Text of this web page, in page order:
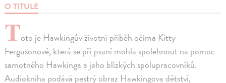
O TITULE
Toto je Hawkingův životní příběh očima Kitty
Fergusonové, která se při psaní mohla spolehnout na pomoc
samotného Hawkinga a jeho blízkých spolupracovníků.
Audiokniha podává pestrý obraz Hawkingova dětství,